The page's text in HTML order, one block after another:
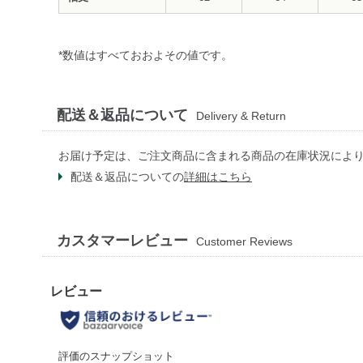
*数値はすべておおよその値です。
配送＆返品について Delivery & Return
お届け予定は、ご注文商品に含まれる商品の在庫状況により
配送＆返品についての詳細はこちら
カスタマーレビュー Customer Reviews